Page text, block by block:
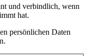
und verbindlich, wenn
hat.
persönlichen Daten